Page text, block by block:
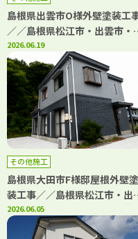
島根県出雲市O様外壁塗装工
／／島根県松江市・出雲市・
田市・雲南市の「きじま塗装」
2026.06.19
その他施工
島根県大田市F様邸屋根外壁塗
装工事／／島根県松江市・出
市・大田市・雲南市・鳥取県米
子市・境港市の「きじま塗装
2026.06.05